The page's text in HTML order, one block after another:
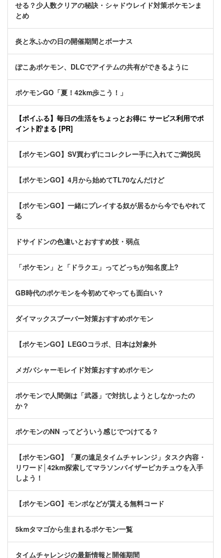
せる？少人数クリアの秘訣・シャドウレイド対策ポケモンま
とめ
炎と氷ふかの日の開催期間とボーナス
ぽこあポケモン、DLCでアイテムの共有ができるように
ポケモンGO「夏！42km歩こう！」
【ポイふる】毎日の生活をちょっとお得に サービス利用でポ
イント貯まる [PR]
【ポケモンGO】SV買わずにコレクレー手に入れてご満悦民
【ポケモンGO】4月から始めてTL70なんだけど
【ポケモンGO】一緒にプレイする奴が居るから今でもやれて
る
ドサイドンの色違いとおすすめ技・弱点
「ポケモン」と「ドラクエ」ってどっちが知名度上?
GB時代のポケモンを今初めてやっても面白い？
ダイマックスブーバー対策おすすめポケモン
【ポケモンGO】LEGOコラボ、日本は対象外
メガバシャーモレイド対策おすすめポケモン
ポケモンで人間側は「武器」で対抗しようとしなかったの
か？
ポケモンのNN ってどういう感じでつけてる？
【ポケモンGO】「夏の遠足タイムチャレンジ」タスク内容・
リワード│42km探索してマラソンバイザーピカチュウを入手
しよう！
【ポケモンGO】モンボなどが貰える無料コード
5kmタマゴから生まれるポケモン一覧
タイムチャレンジの最新情報と開催期間